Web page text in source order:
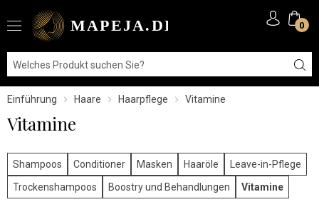
0
Einführung Haare Haarpflege Vitamine
Vitamine
Shampoos Conditioner Masken Haaröle
Leave-in-Pflege
Trockenshampoos
Boostry und Behandlungen Vitamine